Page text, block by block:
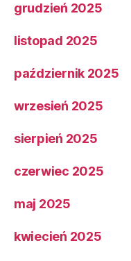
grudzień 2025
listopad 2025
październik 2025
wrzesień 2025
sierpień 2025
czerwiec 2025
maj 2025
kwiecień 2025